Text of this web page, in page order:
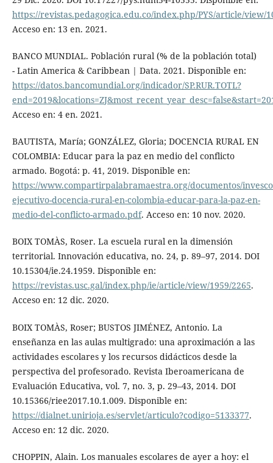
https://revistas.pedagogica.edu.co/index.php/PYS/article/view/
Acceso en: 13 en. 2021.
BANCO MUNDIAL. Población rural (% de la población total)
- Latin America & Caribbean | Data. 2021. Disponible en:
https://datos.bancomundial.org/indicador/SP.RUR.TOTL?
Acceso en: 4 en. 2021.
BAUTISTA, María; GONZÁLEZ, Gloria; DOCENCIA RURAL EN
COLOMBIA: Educar para la paz en medio del conflicto
armado. Bogotá: p. 41, 2019. Disponible en:
https://www.compartirpalabramaestra.org/documentos/
ejecutivo-docencia-rural-en-colombia-educar-para-la-paz-en-
medio-del-conflicto-armado.pdf. Acceso en: 10 nov. 2020.
BOIX TOMÀS, Roser. La escuela rural en la dimensión
territorial. Innovación educativa, no. 24, p. 89–97, 2014. DOI
10.15304/ie.24.1959. Disponible en:
https://revistas.usc.gal/index.php/ie/article/view/1959/2265.
Acceso en: 12 dic. 2020.
BOIX TOMÀS, Roser; BUSTOS JIMÉNEZ, Antonio. La
enseñanza en las aulas multigrado: una aproximación a las
actividades escolares y los recursos didácticos desde la
perspectiva del profesorado. Revista Iberoamericana de
Evaluación Educativa, vol. 7, no. 3, p. 29–43, 2014. DOI
10.15366/riee2017.10.1.009. Disponible en:
https://dialnet.unirioja.es/servlet/articulo?codigo=5133377.
Acceso en: 12 dic. 2020.
CHOPPIN, Alain. Los manuales escolares de ayer a hoy: el